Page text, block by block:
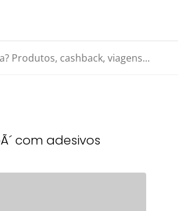
cashback, viagens...
com adesivos